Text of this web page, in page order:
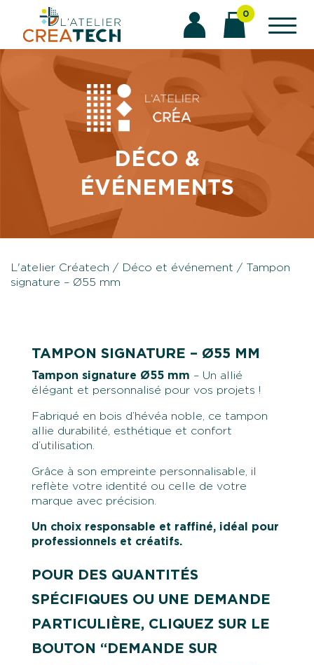
contenu
0
DÉCO &
ÉVÉNEMENTS
L'atelier Créatech / Déco et événement / Tampon
signature – Ø55 mm
TAMPON SIGNATURE – Ø55 MM
Tampon signature Ø55 mm – Un allié
élégant et personnalisé pour vos projets !
Fabriqué en bois d’hévéa noble, ce tampon
allie durabilité, esthétique et confort
d’utilisation.
Grâce à son empreinte personnalisable, il
reflète votre identité ou celle de votre
marque avec précision.
Un choix responsable et raffiné, idéal pour
professionnels et créatifs.
POUR DES QUANTITÉS
SPÉCIFIQUES OU UNE DEMANDE
PARTICULIÈRE, CLIQUEZ SUR LE
BOUTON “DEMANDE SUR